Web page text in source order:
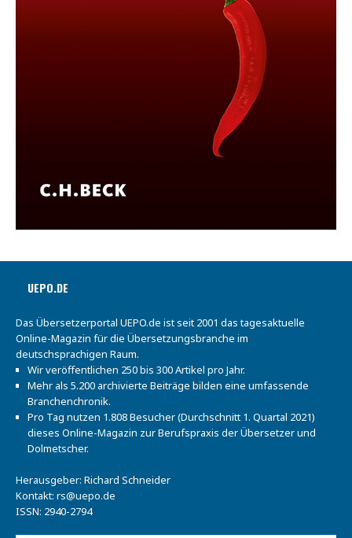
UEPO.DE
Das Übersetzerportal UEPO.de ist seit 2001 das tagesaktuelle
Online-Magazin für die Übersetzungsbranche im
deutschsprachigen Raum.
Wir veröffentlichen 250 bis 300 Artikel pro Jahr.
Mehr als 5.200 archivierte Beiträge bilden eine umfassende
Branchenchronik.
Pro Tag nutzen 1.808 Besucher (Durchschnitt 1. Quartal 2021)
dieses Online-Magazin zur Berufspraxis der Übersetzer und
Dolmetscher.
Herausgeber: Richard Schneider
Kontakt: rs@uepo.de
ISSN: 2940-2794